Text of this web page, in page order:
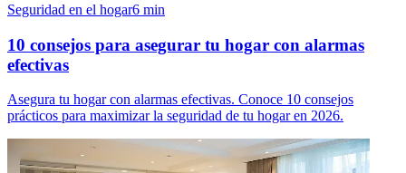
Seguridad en el hogar6 min
10 consejos para asegurar tu hogar con alarmas
efectivas
Asegura tu hogar con alarmas efectivas. Conoce 10 consejos
prácticos para maximizar la seguridad de tu hogar en 2026.